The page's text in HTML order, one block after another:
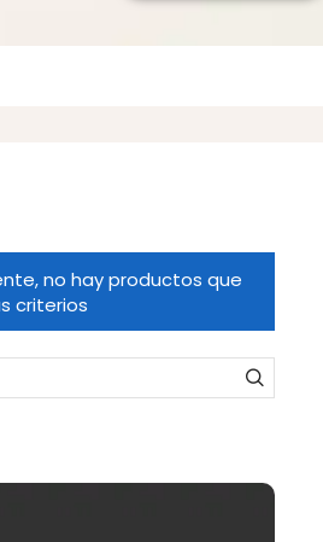
no hay productos que
criterios